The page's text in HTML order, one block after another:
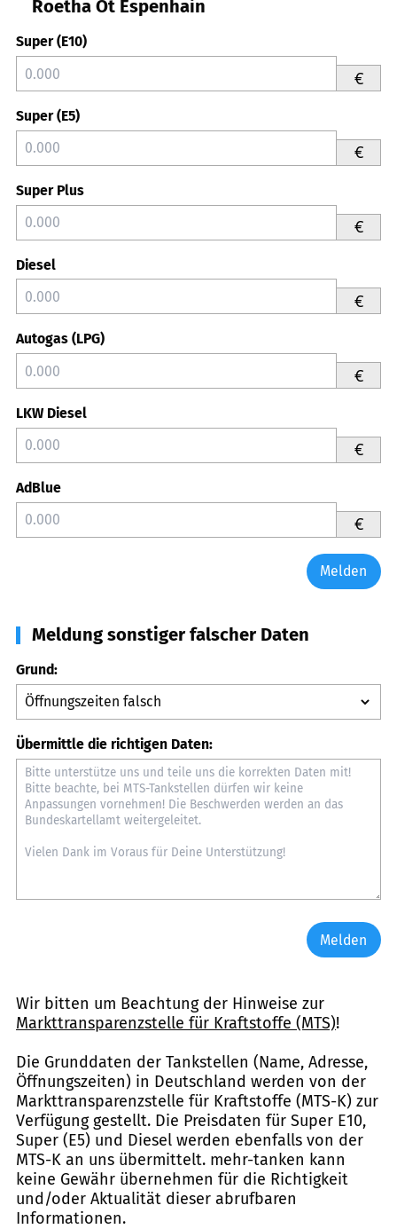
Roetha Ot Espenhain
Super (E10)
€
Super (E5)
€
Super Plus
€
Diesel
€
Autogas (LPG)
€
LKW Diesel
€
AdBlue
€
Melden
Meldung sonstiger falscher Daten
Grund:
Übermittle die richtigen Daten:
Melden
Wir bitten um Beachtung der Hinweise zur
Markttransparenzstelle für Kraftstoffe (MTS)!
Die Grunddaten der Tankstellen (Name, Adresse,
Öffnungszeiten) in Deutschland werden von der
Markttransparenzstelle für Kraftstoffe (MTS-K) zur
Verfügung gestellt. Die Preisdaten für Super E10,
Super (E5) und Diesel werden ebenfalls von der
MTS-K an uns übermittelt. mehr-tanken kann
keine Gewähr übernehmen für die Richtigkeit
und/oder Aktualität dieser abrufbaren
Informationen.